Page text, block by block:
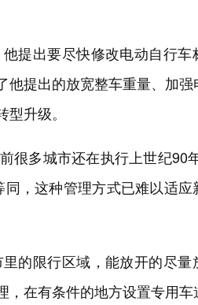
提出要尽快修改电动自行车
提出的放宽整车重量、加强
升级。
很多城市还在执行上世纪90
，这种管理方式已难以适应
的限行区域，能放开的尽量
在有条件的地方设置专用车